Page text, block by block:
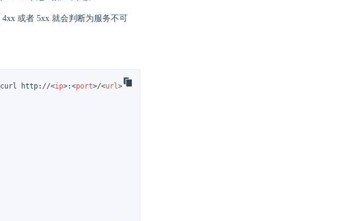
或者 5xx 就会判断为服务不可
curl http://<ip>:<port>/<url>